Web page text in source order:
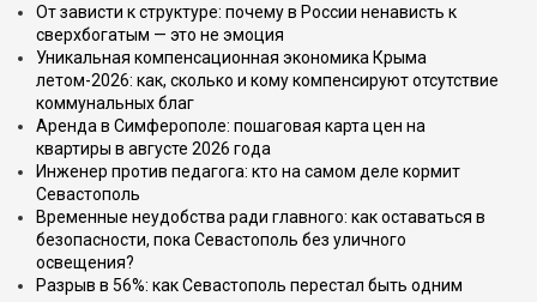
От зависти к структуре: почему в России ненависть к
сверхбогатым — это не эмоция
Уникальная компенсационная экономика Крыма
летом-2026: как, сколько и кому компенсируют отсутствие
коммунальных благ
Аренда в Симферополе: пошаговая карта цен на
квартиры в августе 2026 года
Инженер против педагога: кто на самом деле кормит
Севастополь
Временные неудобства ради главного: как оставаться в
безопасности, пока Севастополь без уличного
освещения?
Разрыв в 56%: как Севастополь перестал быть одним